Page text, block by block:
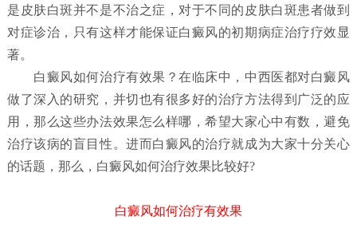
是皮肤白斑并不是不治之症，对于不同的皮肤白斑患者做到
对症诊治，只有这样才能保证白癜风的初期病症治疗疗效显
著。
白癜风如何治疗有效果？在临床中，中西医都对白癜风
做了深入的研究，并切也有很多好的治疗方法得到广泛的应
用，那么这些办法效果怎么样哪，希望大家心中有数，避免
治疗该病的盲目性。进而白癜风的治疗就成为大家十分关心
的话题，那么，白癜风如何治疗效果比较好?
白癜风如何治疗有效果